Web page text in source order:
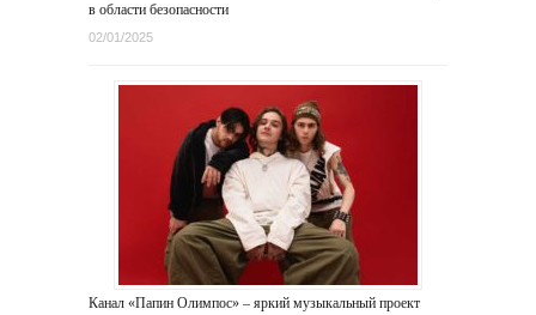
в области безопасности
02/01/2025
Канал «Папин Олимпос» – яркий музыкальный проект